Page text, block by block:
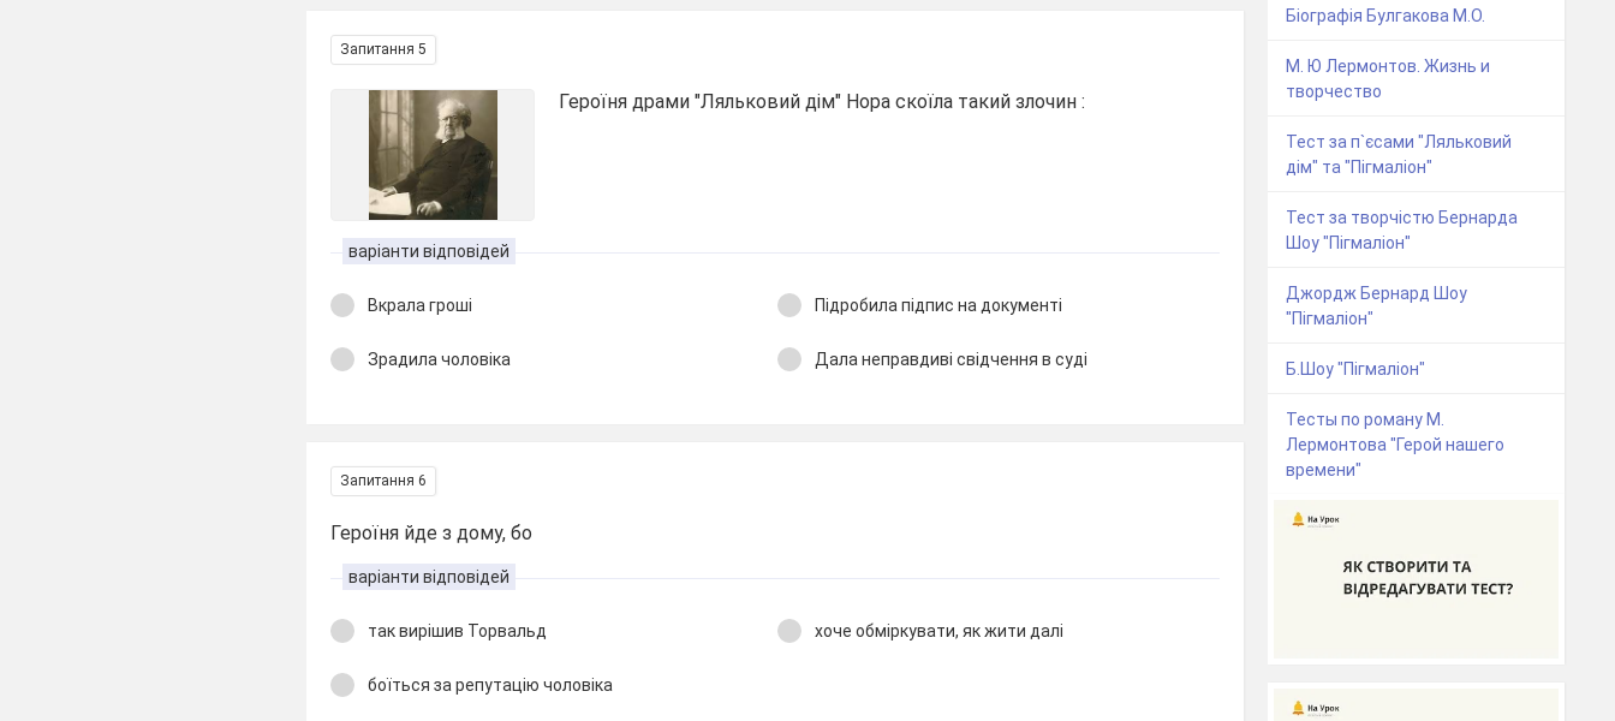
Запитання 5
Героїня драми "Ляльковий дім" Нора скоїла такий злочин :
варіанти відповідей
Вкрала гроші Підробила підпис на документі
Зрадила чоловіка Дала неправдиві свідчення в суді
Запитання 6
Героїня йде з дому, бо
варіанти відповідей
так вирішив Торвальд хоче обміркувати, як жити далі
боїться за репутацію чоловіка
Біографія Булгакова М.О.
М. Ю Лермонтов. Жизнь и
творчество
Тест за п`єсами "Ляльковий
дім" та "Пігмаліон"
Тест за творчістю Бернарда
Шоу "Пігмаліон"
Джордж Бернард Шоу
"Пігмаліон"
Б.Шоу "Пігмаліон"
Тесты по роману М.
Лермонтова "Герой нашего
времени"